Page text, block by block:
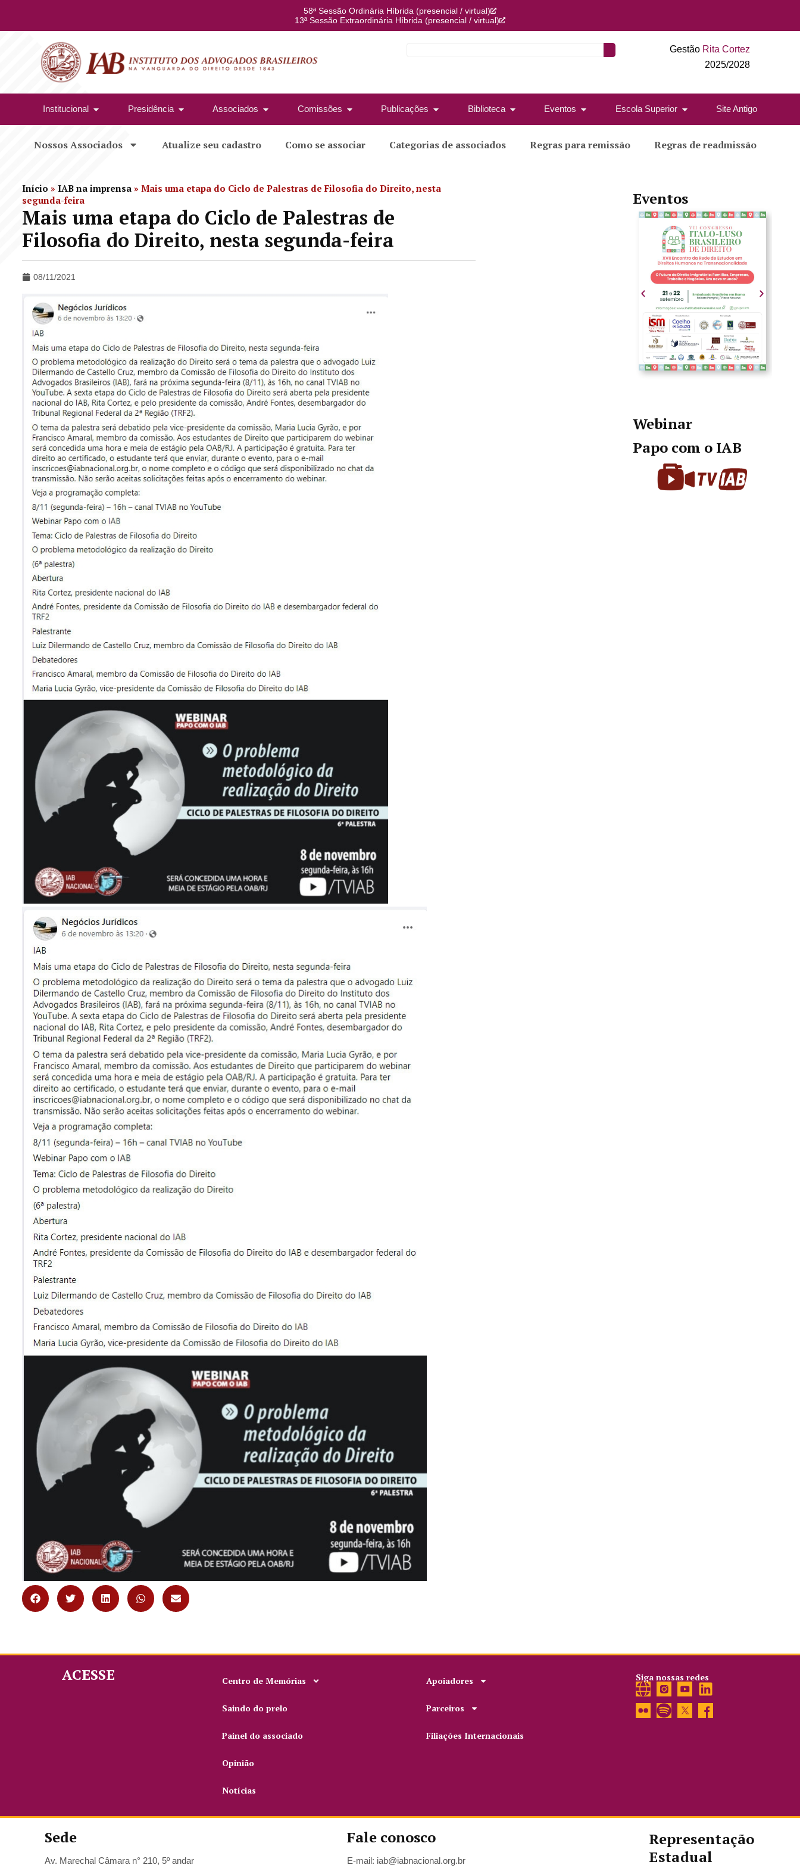
58ª Sessão Ordinária Híbrida (presencial / virtual)
13ª Sessão Extraordinária Híbrida (presencial / virtual)
Gestão Rita Cortez
2025/2028
Institucional Presidência Associados Comissões Publicações Biblioteca Eventos Escola Superior Site Antigo
Nossos Associados Atualize seu cadastro Como se associar Categorias de associados Regras para remissão Regras de readmissão
Início » IAB na imprensa » Mais uma etapa do Ciclo de Palestras de Filosofia do Direito, nesta
segunda-feira
Mais uma etapa do Ciclo de Palestras de
Filosofia do Direito, nesta segunda-feira
08/11/2021
Eventos
Webinar
Papo com o IAB
ACESSE Centro de Memórias
Saindo do prelo
Painel do associado
Opinião
Notícias
Apoiadores
Parceiros
Filiações Internacionais
Siga nossas redes
Sede
Av. Marechal Câmara n° 210, 5º andar
Fale conosco
E-mail: iab@iabnacional.org.br
Representação
Estadual